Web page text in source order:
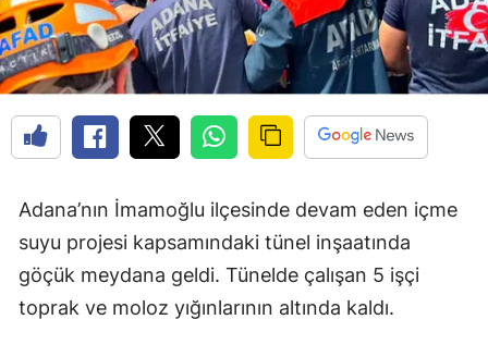
Adana’nın İmamoğlu ilçesinde devam eden içme
suyu projesi kapsamındaki tünel inşaatında
göçük meydana geldi. Tünelde çalışan 5 işçi
toprak ve moloz yığınlarının altında kaldı.